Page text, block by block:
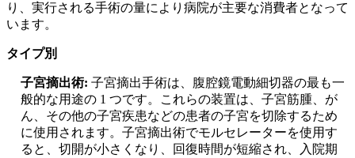
り、実行される手術の量により病院が主要な消費者となって
います。
タイプ別
子宮摘出術: 子宮摘出手術は、腹腔鏡電動細切器の最も一
般的な用途の 1 つです。これらの装置は、子宮筋腫、が
ん、その他の子宮疾患などの患者の子宮を切除するため
に使用されます。子宮摘出術でモルセレーターを使用す
ると、切開が小さくなり、回復時間が短縮され、入院期